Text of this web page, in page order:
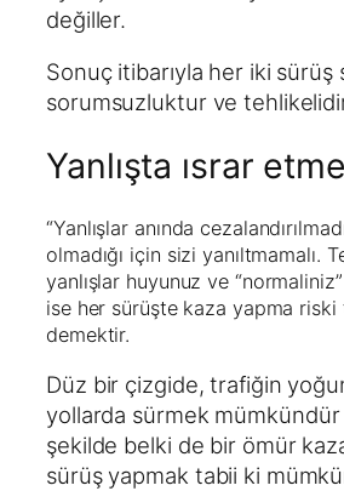
değiller.
Sonuç itibarıyla her iki sürüş
sorumsuzluktur ve
Yanlışta ısrar
“Yanlışlar anında
olmadığı için sizi yanıltmamalı.
yanlışlar huyunuz ve
ise her sürüşte kaza yapma riski
demektir.
Düz bir çizgide, trafiğin
yollarda sürmek mümkündür
şekilde belki de bir ömür
sürüş yapmak tabii ki